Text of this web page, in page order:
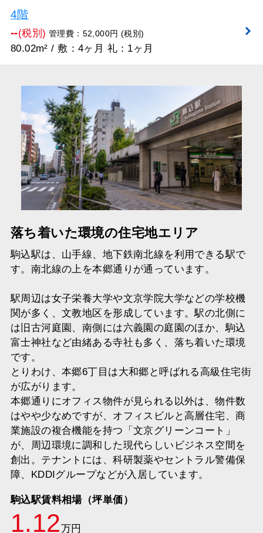
4階
--(税別) 管理費：52,000円 (税別)
80.02m² / 敷：4ヶ月 礼：1ヶ月
落ち着いた環境の住宅地エリア
駒込駅は、山手線、地下鉄南北線を利用できる駅で
す。南北線の上を本郷通りが通っています。
駅周辺は女子栄養大学や文京学院大学などの学校機
関が多く、文教地区を形成しています。駅の北側に
は旧古河庭園、南側には六義園の庭園のほか、駒込
富士神社など由緒ある寺社も多く、落ち着いた環境
です。
とりわけ、本郷6丁目は大和郷と呼ばれる高級住宅街
が広がります。
本郷通りにオフィス物件が見られる以外は、物件数
はやや少なめですが、オフィスビルと高層住宅、商
業施設の複合機能を持つ「文京グリーンコート」
が、周辺環境に調和した現代らしいビジネス空間を
創出。テナントには、科研製薬やセントラル警備保
障、KDDIグループなどが入居しています。
駒込駅賃料相場（坪単価）
1.12万円